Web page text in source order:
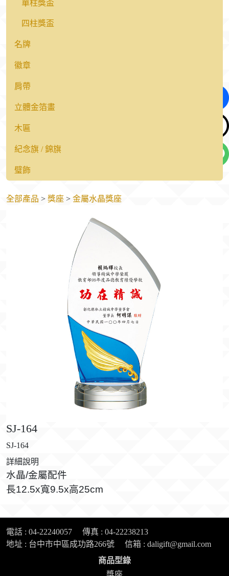
單柱獎盃
四柱獎盃
名牌
徽章
肩帶
立體金箔畫
木匾
紀念旗 / 錦旗
璧飾
全部產品 > 獎座 > 金屬水晶獎座
SJ-164
SJ-164
詳細說明
水晶/金屬配件
長12.5x寬9.5x高25cm
電話 : 04-22240057
傳真 : 04-22238213
地址 : 台中市中區成功路266號
信箱 : daligift@gmail.com
獎座